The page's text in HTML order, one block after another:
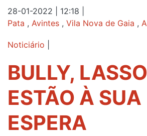
28-01-2022 | 12:18
Pata , Avintes , Vila Nova de Gaia ,
Noticiário
BULLY,
ESTÃO À SUA
ESPERA